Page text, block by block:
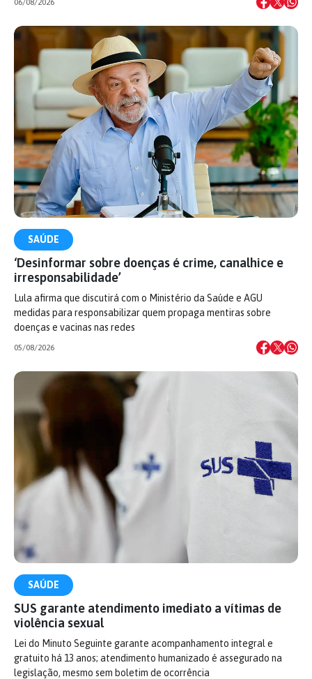
SAÚDE
‘Desinformar sobre doenças é crime, canalhice e
irresponsabilidade’
Lula afirma que discutirá com o Ministério da Saúde e AGU
medidas para responsabilizar quem propaga mentiras sobre
doenças e vacinas nas redes
05/08/2026
SAÚDE
SUS garante atendimento imediato a vítimas de
violência sexual
Lei do Minuto Seguinte garante acompanhamento integral e
gratuito há 13 anos; atendimento humanizado é assegurado na
legislação, mesmo sem boletim de ocorrência